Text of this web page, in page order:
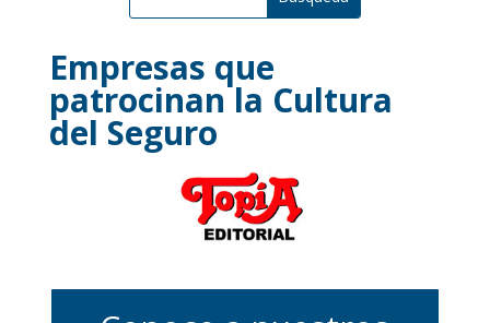
Empresas que
patrocinan la Cultura
del Seguro